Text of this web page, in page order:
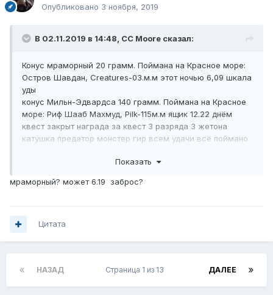
Опубликовано 3 ноября, 2019
В 02.11.2019 в 14:48, CC Moore сказал:
Конус мраморный 20 грамм. Поймана на Красное море:
Остров Шавдан, Creatures-03.м.м этот ночью 6,09 шкала
уды
конус Мильн-Эдвардса 140 грамм. Поймана на Красное
море: Риф Шааб Махмуд, Pilk-115м.м ящик 12.22 днём
квест закрыт награда за квест 3 разряда 3 жетона
катушка предатор монстер гир всем удачи всё поймано
Показать
мраморный? может 6.19 заброс?
Цитата
НАЗАД ДАЛЕЕ
Страница 1 из 13